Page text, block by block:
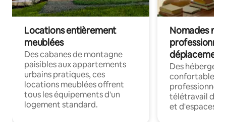
Locations entièrement
meublées
Des cabanes de montagne
paisibles aux appartements
urbains pratiques, ces
locations meublées offrent
tous les équipements d'un
logement standard.
Nomades
déplacement
Des
confortables
professionnels
télétravail
et d'espaces